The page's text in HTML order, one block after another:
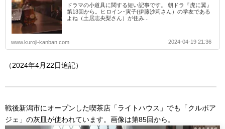
ドラマの小道具に関する短い記事です。 朝ドラ『虎に翼』
第13回から。ヒロイン･寅子(伊藤沙莉さん）の学友である
よね（土居志央梨さん）が住み...
www.kuroji-kanban.com 2024-04-19 21:36
（2024年4月22日追記）
戦後新潟市にオープンした喫茶店「ライトハウス」でも「クルボア
ジェ」の灰皿が使われています。画像は第85回から。